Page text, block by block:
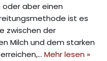
aber einen
ist es
zwischen der
Milch und dem starken
Mehr lesen »